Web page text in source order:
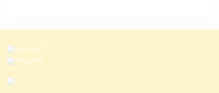
elegir
en
la
página
de
HISTORIA
VALORES